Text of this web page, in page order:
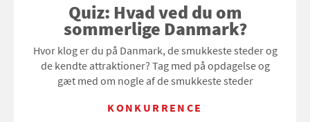
Quiz: Hvad ved du om
sommerlige Danmark?
Hvor klog er du på Danmark, de smukkeste steder og
de kendte attraktioner? Tag med på opdagelse og
gæt med om nogle af de smukkeste steder
KONKURRENCE